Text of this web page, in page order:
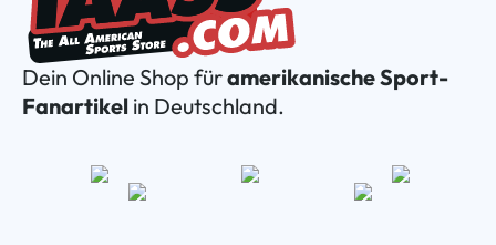
Dein Online Shop füramerikanische Sport-
Fanartikel in Deutschland.